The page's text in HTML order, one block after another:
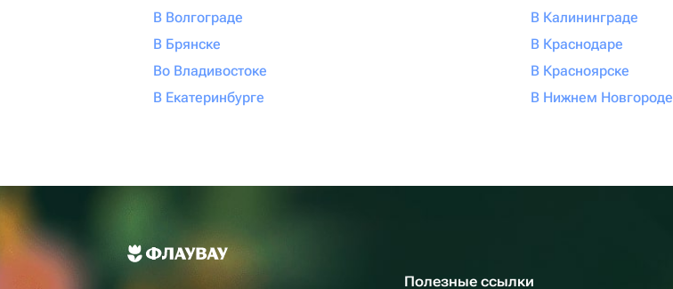
В Волгограде
В Брянске
Во Владивостоке
В Екатеринбурге
В Калининграде
В Краснодаре
В Красноярске
В Нижнем Новгороде
Полезные ссылки